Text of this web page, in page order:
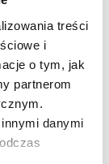
treści
i
o tym, jak
partnerom
danymi